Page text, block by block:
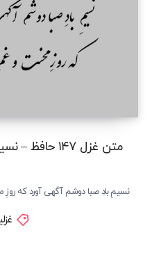
متن غزل ۱۴۷ حافظ – نسیم باد صبا دوشم آگهی آورد
نسیمِ بادِ صبا دوشم آگهی آورد که